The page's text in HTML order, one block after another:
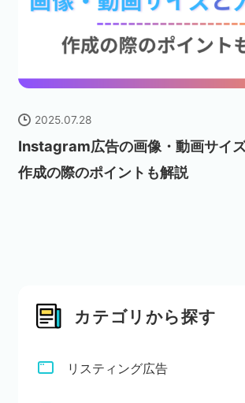
2025.07.28
Instagram広告の画像・動画サイ
作成の際のポイントも解説
カテゴリから探す
リスティング広告